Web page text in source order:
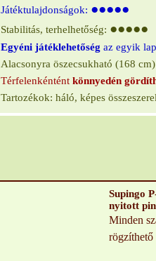
Játéktulajdonságok: ●●●●●
Stabilitás, terhelhetőség: ●●●●●
Egyéni játéklehetőség az egyik
Alacsonyra öszecsukható (168 cm)
Térfelenkénténtkönnyedén
Tartozékok: háló, képes
Supingo
nyitott
Minden
rögzíthető